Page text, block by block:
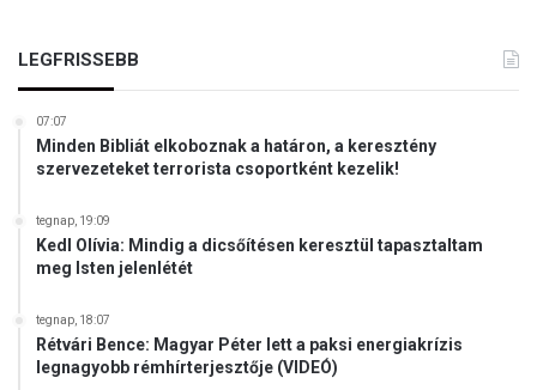
LEGFRISSEBB
07:07
Minden Bibliát elkoboznak a határon, a keresztény
szervezeteket terrorista csoportként kezelik!
tegnap, 19:09
Kedl Olívia: Mindig a dicsőítésen keresztül tapasztaltam
meg Isten jelenlétét
tegnap, 18:07
Rétvári Bence: Magyar Péter lett a paksi energiakrízis
legnagyobb rémhírterjesztője (VIDEÓ)